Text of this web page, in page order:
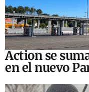
Action se
en el nuevo